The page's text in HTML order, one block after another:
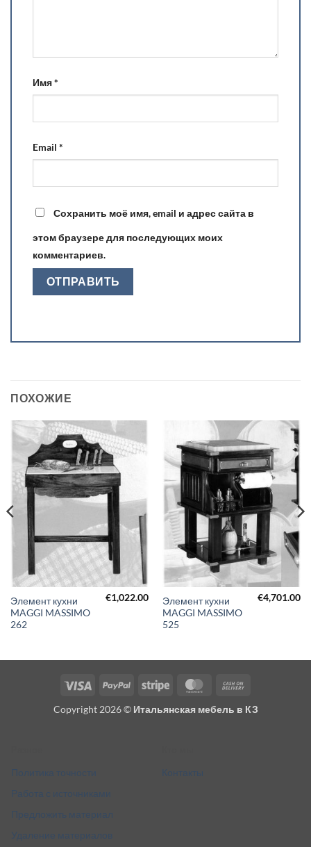
Имя*
Email *
Сохранить моё имя, email и адрес сайта в
этом браузере для последующих моих
комментариев.
ПОХОЖИЕ
Элемент кухни
MAGGI MASSIMO
262
€1,022.00
Элемент кухни
MAGGI MASSIMO
525
€4,701.00
Visa PayPal Stripe MasterCard
Delivery
Copyright 2026 © Итальянская мебель в КЗ
Политика точности
Работа с источниками
Предложить материал
Удаление материалов
Контакты